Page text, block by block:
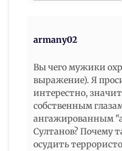
armany02
Вы чего мужики
выражение). Я
интерестно,
собственным
ангажированным
Султанов? Почему
осудить